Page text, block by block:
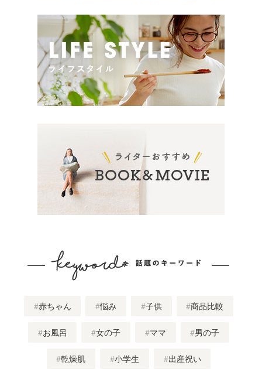
赤ちゃん 悩み 子供 商品比較
お風呂 女の子 ママ 男の子
乾燥肌 小学生 出産祝い